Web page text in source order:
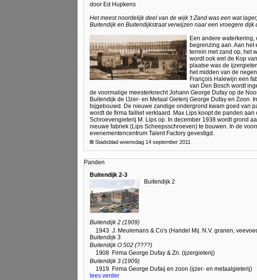
door Ed Hupkens
Het meest noordelijk deel van de wijk 't Zand was een wat
Buitendijk en Buitendijkstraat verwijzen naar een vroegere dijk
Een andere
begrenzing aan. Aan
terrein met zand op, het
wordt ook wel de Kop
plaatse was de
het midden van de
François Halewijn een
van Den Bosch wordt
de voormalige meesterknecht Johann George Dufay op de
Buitendijk de IJzer- en Metaal Gieterij George Dufay en Zoon.
bijgebouwd. De nieuwe zandige ondergrond kwam goed van
wordt de firma failliet verklaard. Max Lips koopt de panden
Schroevengieterij M. Lips op. In december 1938 wordt grond
nieuwe fabriek (Lips Scheepsschroeven) te bouwen. In de
evenementencentrum Talent Factory gevestigd.
Stadsblad woensdag 14 september 2011
Panden
Buitendijk 2-3
Buitendijk 2
Buitendijk 2 (1909)
1943 J. Meulemans & Co's (Handel Mij. N.V. granen,
Buitendijk 3
Buitendijk O 502 (????)
1908 Firma George Dufay & Zn. (ijzergieterij)
Buitendijk 3 (1909)
1919 Firma George Dufaij en zoon (ijzer- en metaalgieterij)
lees verder